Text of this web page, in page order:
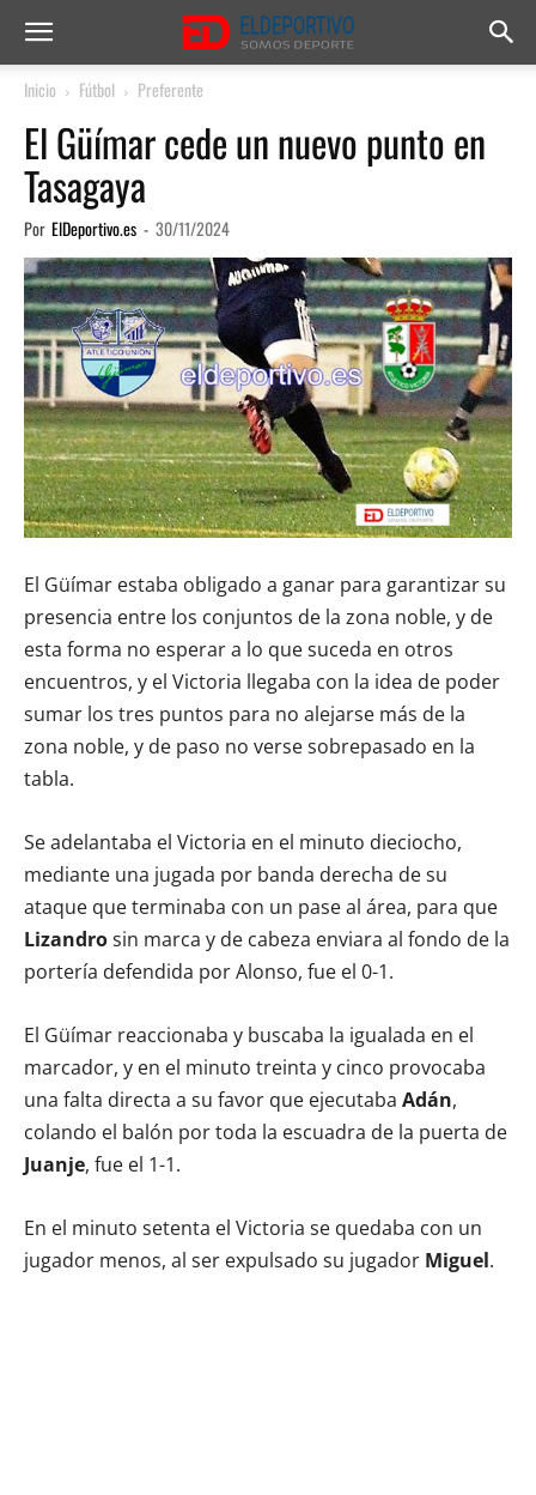
Inicio Fútbol Preferente
El Güímar cede un nuevo punto en
Tasagaya
Por ElDeportivo.es - 30/11/2024
El Güímar estaba obligado a ganar para garantizar su
presencia entre los conjuntos de la zona noble, y de
esta forma no esperar a lo que suceda en otros
encuentros, y el Victoria llegaba con la idea de poder
sumar los tres puntos para no alejarse más de la
zona noble, y de paso no verse sobrepasado en la
tabla.
Se adelantaba el Victoria en el minuto dieciocho,
mediante una jugada por banda derecha de su
ataque que terminaba con un pase al área, para que
Lizandrosin marca y de cabeza enviara al fondo de la
portería defendida por Alonso, fue el 0-1.
El Güímar reaccionaba y buscaba la igualada en el
marcador, y en el minuto treinta y cinco provocaba
una falta directa a su favor que ejecutaba Adán,
colando el balón por toda la escuadra de la puerta de
Juanje, fue el 1-1.
En el minuto setenta el Victoria se quedaba con un
jugador menos, al ser expulsado su jugador Miguel.